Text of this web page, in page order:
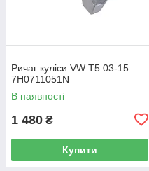
Ричаг куліси VW T5 03-15
7H0711051N
В наявності
1 480 ₴
Купити